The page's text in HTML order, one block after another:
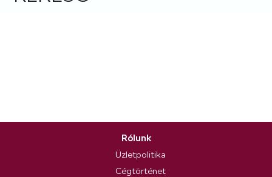
Rólunk
Üzletpolitika
Cégtörténet